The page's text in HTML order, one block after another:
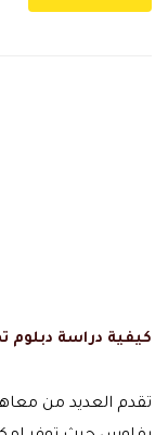
كيفية دراسة دبلوم
تقدم العديد من